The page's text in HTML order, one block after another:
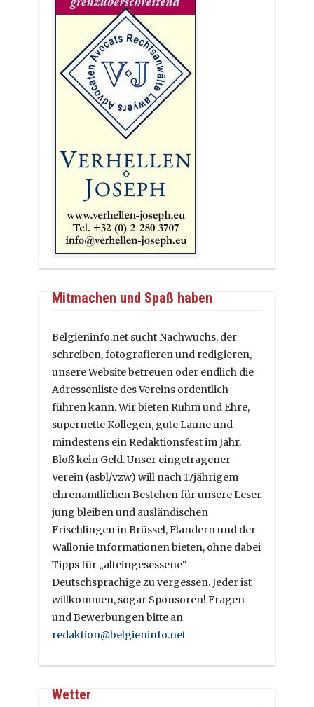
Mitmachen und Spaß haben
Belgieninfo.net sucht Nachwuchs, der
schreiben, fotografieren und redigieren,
unsere Website betreuen oder endlich die
Adressenliste des Vereins ordentlich
führen kann. Wir bieten Ruhm und Ehre,
supernette Kollegen, gute Laune und
mindestens ein Redaktionsfest im Jahr.
Bloß kein Geld. Unser eingetragener
Verein (asbl/vzw) will nach 17jährigem
ehrenamtlichen Bestehen für unsere Leser
jung bleiben und ausländischen
Frischlingen in Brüssel, Flandern und der
Wallonie Informationen bieten, ohne dabei
Tipps für „alteingesessene“
Deutschsprachige zu vergessen. Jeder ist
willkommen, sogar Sponsoren! Fragen
und Bewerbungen bitte an
redaktion@belgieninfo.net
Wetter